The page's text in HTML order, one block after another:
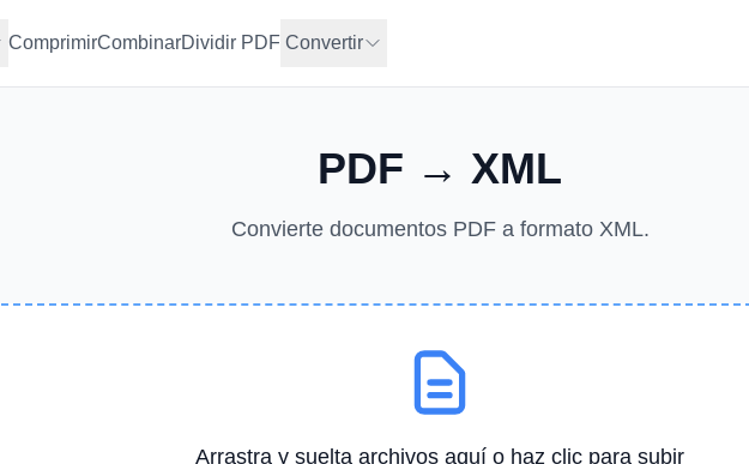
ComprimirCombinarDividir PDF Convertir
PDF → XML
Convierte documentos PDF a formato XML.
Arrastra y suelta archivos aquí o haz clic para subir